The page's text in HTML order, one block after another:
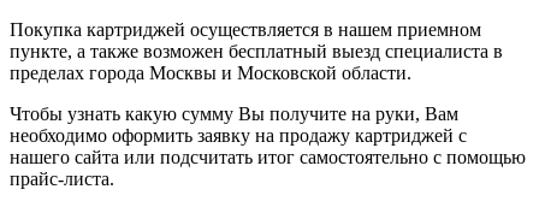
Покупка картриджей осуществляется в нашем приемном
пункте, а также возможен бесплатный выезд специалиста в
пределах города Москвы и Московской области.
Чтобы узнать какую сумму Вы получите на руки, Вам
необходимо оформить заявку на продажу картриджей с
нашего сайта или подсчитать итог самостоятельно с помощью
прайс-листа.